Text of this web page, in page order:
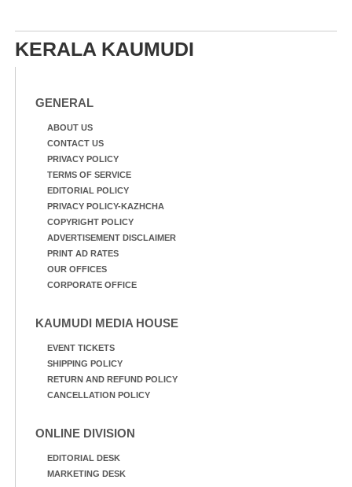
KERALA KAUMUDI
GENERAL
ABOUT US
CONTACT US
PRIVACY POLICY
TERMS OF SERVICE
EDITORIAL POLICY
PRIVACY POLICY-KAZHCHA
COPYRIGHT POLICY
ADVERTISEMENT DISCLAIMER
PRINT AD RATES
OUR OFFICES
CORPORATE OFFICE
KAUMUDI MEDIA HOUSE
EVENT TICKETS
SHIPPING POLICY
RETURN AND REFUND POLICY
CANCELLATION POLICY
ONLINE DIVISION
EDITORIAL DESK
MARKETING DESK